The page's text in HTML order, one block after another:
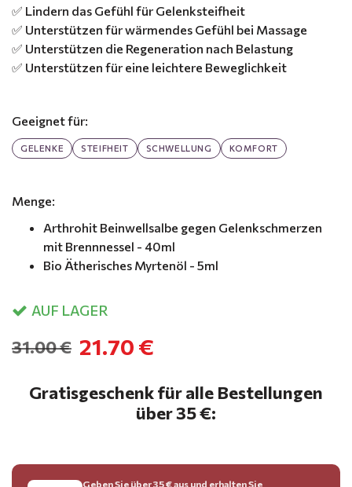
✅ Lindern das Gefühl für Gelenksteifheit
✅ Unterstützen für wärmendes Gefühl bei Massage
✅ Unterstützen die Regeneration nach Belastung
✅ Unterstützen für eine leichtere Beweglichkeit
Geeignet für:
GELENKE STEIFHEIT SCHWELLUNG KOMFORT
Menge:
Arthrohit Beinwellsalbe gegen Gelenkschmerzen
mit Brennnessel - 40ml
Bio Ätherisches Myrtenöl - 5ml
AUF LAGER
21.70 €
31.00 €
Gratisgeschenk für alle Bestellungen
über 35 €:
Geben Sie über 35 € aus und erhalten Sie